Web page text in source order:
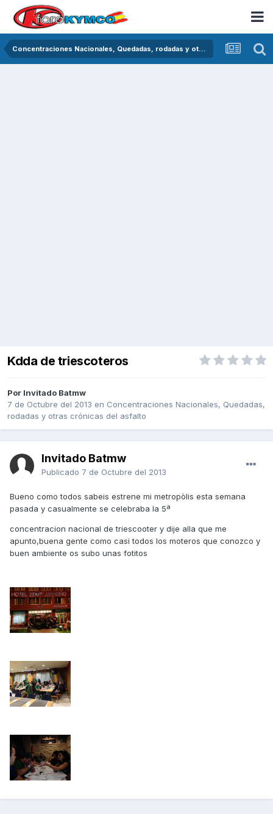
Concentraciones Nacionales, Quedadas, rodadas y otras crónicas del asfalto
Kdda de triescoteros
Por Invitado Batmw
7 de Octubre del 2013 en Concentraciones Nacionales, Quedadas,
rodadas y otras crónicas del asfalto
Invitado Batmw
Publicado 7 de Octubre del 2013
Bueno como todos sabeis estrene mi metropòlis esta semana
pasada y casualmente se celebraba la 5ª
concentracion nacional de triescooter y dije alla que me
apunto,buena gente como casi todos los moteros que conozco y
buen ambiente os subo unas fotitos